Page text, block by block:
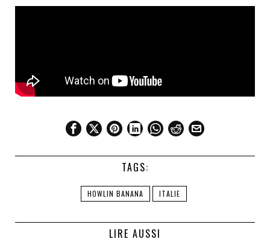
TAGS:
HOWLIN BANANA ITALIE
LIRE AUSSI